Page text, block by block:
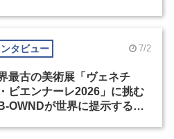
タビュー 7/2
最古の美術展「ヴェネチ
ビエンナーレ2026」に挑む
OWNDが世界に提示する美